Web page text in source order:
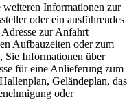
weiteren Informationen zur
oder ein ausführendes
zur Anfahrt
Aufbauzeiten oder zum
Sie Informationen über
für eine Anlieferung zum
Geländeplan, das
oder